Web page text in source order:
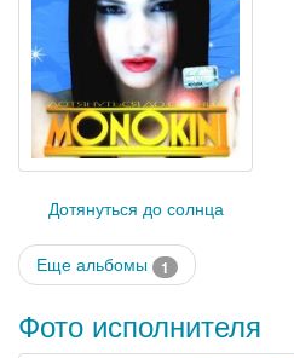
Дотянуться до солнца
Еще альбомы 1
Фото исполнителя